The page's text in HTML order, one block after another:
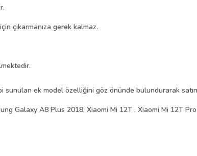
çıkarmanıza gerek kalmaz.
sunulan ek model özelliğini göz önünde bulundurarak satın
Galaxy A8 Plus 2018, Xiaomi Mi 12T , Xiaomi Mi 12T